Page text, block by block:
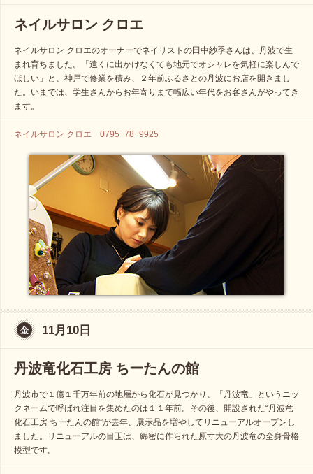
ネイルサロン クロエ
ネイルサロン クロエのオーナーでネイリストの田中紗季さんは、丹波で生
まれ育ちました。「遠くに出かけなくても地元でオシャレを気軽に楽しんで
ほしい」と、神戸で修業を積み、２年前ふるさとの丹波にお店を開きまし
た。いまでは、学生さんからお年寄りまで幅広い年代をお客さんがやってき
ます。
ネイルサロン クロエ 0795−78−9925
11月10日
丹波竜化石工房 ちーたんの館
丹波市で１億１千万年前の地層から化石が見つかり、「丹波竜」というニッ
クネームで呼ばれ注目を集めたのは１１年前。その後、開設された“丹波竜
化石工房 ちーたんの館”が去年、展示品を増やしてリニューアルオープンし
ました。リニューアルの目玉は、綿密に作られた原寸大の丹波竜の全身骨格
模型です。